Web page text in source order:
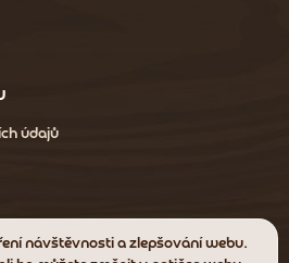
návštěvnosti a zlepšování webu.
údajů